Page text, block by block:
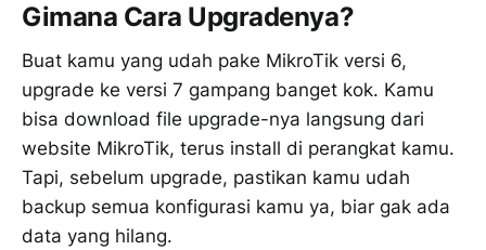
Gimana Cara Upgradenya?
Buat kamu yang udah pake MikroTik versi 6,
upgrade ke versi 7 gampang banget kok. Kamu
bisa download file upgrade-nya langsung dari
website MikroTik, terus install di perangkat kamu.
Tapi, sebelum upgrade, pastikan kamu udah
backup semua konfigurasi kamu ya, biar gak ada
data yang hilang.